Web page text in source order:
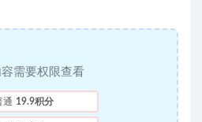
需要权限查看
通 19.9积分